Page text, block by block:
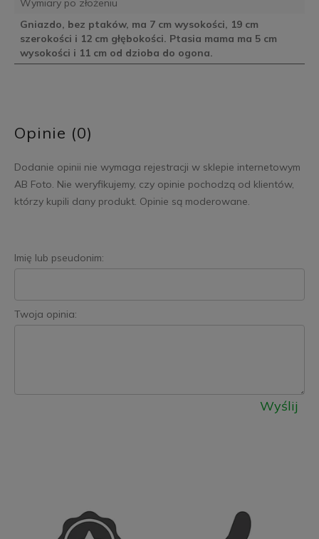
Wymiary po złożeniu
Gniazdo, bez ptaków, ma 7 cm wysokości, 19 cm
szerokości i 12 cm głębokości. Ptasia mama ma 5 cm
wysokości i 11 cm od dzioba do ogona.
Opinie (0)
Dodanie opinii nie wymaga rejestracji w sklepie internetowym
AB Foto. Nie weryfikujemy, czy opinie pochodzą od klientów,
którzy kupili dany produkt. Opinie są moderowane.
Imię lub pseudonim:
Twoja opinia:
Wyślij